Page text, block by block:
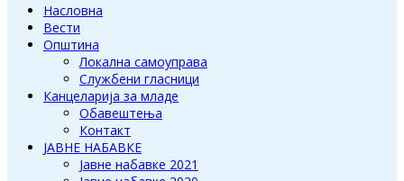
Насловна
Вести
Општина
Локална самоуправа
Службени гласници
Канцеларија за младе
Обавештења
Контакт
ЈАВНЕ НАБАВКЕ
Јавне набавке 2021